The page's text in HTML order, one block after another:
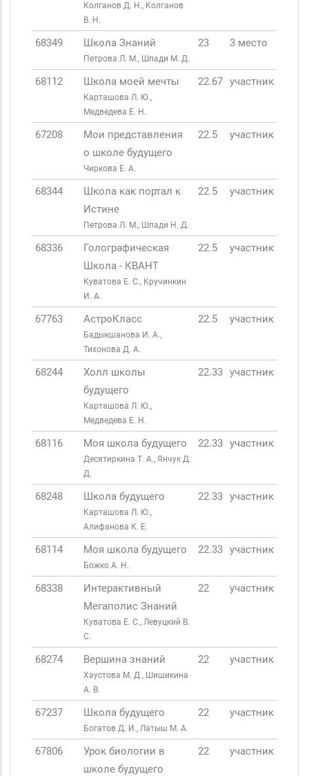
Колганов Д. Н., Колганов
В. Н.
68349 Школа Знаний
Петрова Л. М., Шпади М. Д.
23 3 место
68112 Школа моей мечты
Карташова Л. Ю.,
Медведева Е. Н.
22.67 участник
67208
Мои представления
о школе будущего
Чиркова Е. А.
22.5 участник
68344
Школа как портал к
Истине
Петрова Л. М., Шпади Н. Д.
22.5 участник
68336
Голографическая
Школа - КВАНТ
Куватова Е. С., Кручинкин
И. А.
22.5 участник
67763 АстроКласс
Бадыкшанова И. А.,
Тихонова Д. А.
22.5 участник
68244
Холл школы
будущего
Карташова Л. Ю.,
Медведева Е. Н.
22.33 участник
68116 Моя школа будущего
Десятиркина Т. А., Янчук Д.
Д.
22.33 участник
68248 Школа будущего
Карташова Л. Ю.,
Алифанова К. Е.
22.33 участник
68114 Моя школа будущего
Божко А. Н.
22.33 участник
68338
Интерактивный
Мегаполис Знаний
Куватова Е. С., Левуцкий В.
С.
22 участник
68274 Вершина знаний
Хаустова М. Д., Шишикина
А. В.
22 участник
67237 Школа будущего
Богатов Д. И., Латыш М. А.
22 участник
67806
Урок биологии в
школе будущего
22 участник